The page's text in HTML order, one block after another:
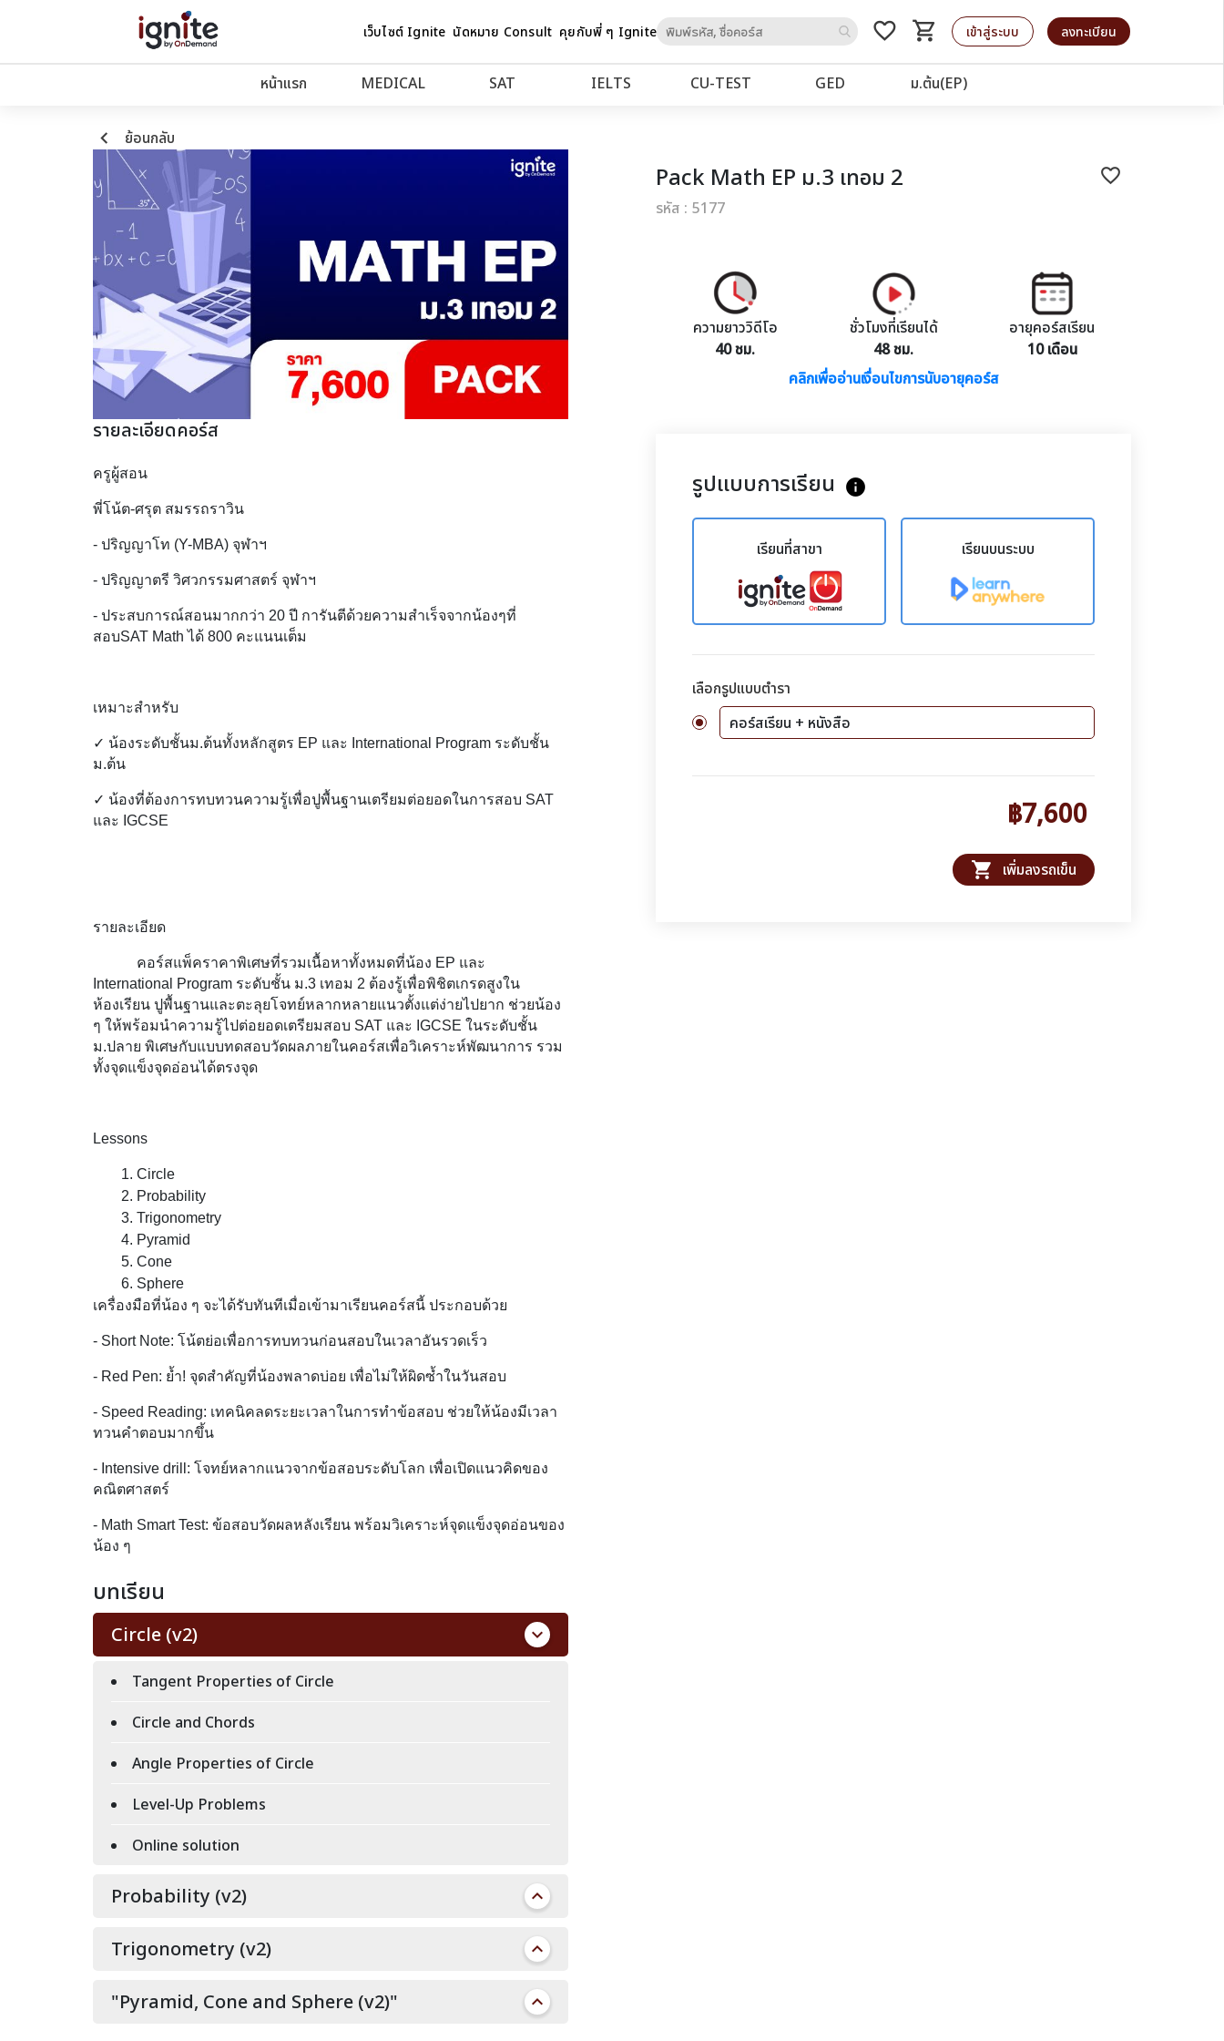
เว็บไซต์ Ignite นัดหมาย Consult คุยกับพี่ ๆ Igniteto
favorite_border shopping_cart
รถเข็น เข้าสู่ระบบ ลงทะเบียน
หน้าแรก MEDICAL SAT IELTS CU‑TEST GED ม.ต้น(EP)
keyboard_arrow_left ย้อนกลับ
favorite_border
Pack Math EP ม.3 เทอม 2
รหัส : 5177
ความยาววิดีโอ
40 ชม.
ชั่วโมงที่เรียนได้
48 ชม.
อายุคอร์สเรียน
10 เดือน
คลิกเพื่ออ่านเงื่อนไขการนับอายุคอร์ส
รูปแบบการเรียน info
เรียนที่สาขา เรียนบนระบบ
เลือกรูปแบบตำรา
คอร์สเรียน + หนังสือ
฿7,600
shopping_cart เพิ่มลงรถเข็น
รายละเอียดคอร์ส
ครูผู้สอน
พี่โน้ต-ศรุต สมรรถราวิน
- ปริญญาโท (Y-MBA) จุฬาฯ
- ปริญญาตรี วิศวกรรมศาสตร์ จุฬาฯ
- ประสบการณ์สอนมากกว่า 20 ปี การันตีด้วยความสำเร็จจากน้องๆที่
สอบSAT Math ได้ 800 คะแนนเต็ม
เหมาะสำหรับ
✓ น้องระดับชั้นม.ต้นทั้งหลักสูตร EP และ International Program ระดับชั้น
ม.ต้น
✓ น้องที่ต้องการทบทวนความรู้เพื่อปูพื้นฐานเตรียมต่อยอดในการสอบ SAT
และ IGCSE
รายละเอียด
คอร์สแพ็คราคาพิเศษที่รวมเนื้อหาทั้งหมดที่น้อง EP และ
International Program ระดับชั้น ม.3 เทอม 2 ต้องรู้เพื่อพิชิตเกรดสูงใน
ห้องเรียน ปูพื้นฐานและตะลุยโจทย์หลากหลายแนวตั้งแต่ง่ายไปยาก ช่วยน้อง
ๆ ให้พร้อมนำความรู้ไปต่อยอดเตรียมสอบ SAT และ IGCSE ในระดับชั้น
ม.ปลาย พิเศษกับแบบทดสอบวัดผลภายในคอร์สเพื่อวิเคราะห์พัฒนาการ รวม
ทั้งจุดแข็งจุดอ่อนได้ตรงจุด
Lessons
Circle
Probability
Trigonometry
Pyramid
Cone
Sphere
เครื่องมือที่น้อง ๆ จะได้รับทันทีเมื่อเข้ามาเรียนคอร์สนี้ ประกอบด้วย
- Short Note: โน้ตย่อเพื่อการทบทวนก่อนสอบในเวลาอันรวดเร็ว
- Red Pen: ย้ำ! จุดสำคัญที่น้องพลาดบ่อย เพื่อไม่ให้ผิดซ้ำในวันสอบ
- Speed Reading: เทคนิคลดระยะเวลาในการทำข้อสอบ ช่วยให้น้องมีเวลา
ทวนคำตอบมากขึ้น
- Intensive drill: โจทย์หลากแนวจากข้อสอบระดับโลก เพื่อเปิดแนวคิดของ
คณิตศาสตร์
- Math Smart Test: ข้อสอบวัดผลหลังเรียน พร้อมวิเคราะห์จุดแข็งจุดอ่อนของ
น้อง ๆ
บทเรียน
Circle (v2)
Tangent Properties of Circle
Circle and Chords
Angle Properties of Circle
Level-Up Problems
Online solution
Probability (v2)
Trigonometry (v2)
"Pyramid, Cone and Sphere (v2)"